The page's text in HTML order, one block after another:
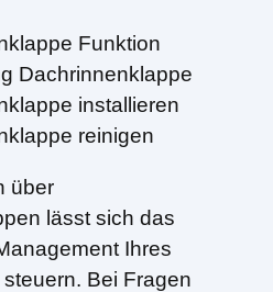
Funktion
Dachrinnenklappe
installieren
reinigen
über
lässt sich das
Ihres
Bei Fragen